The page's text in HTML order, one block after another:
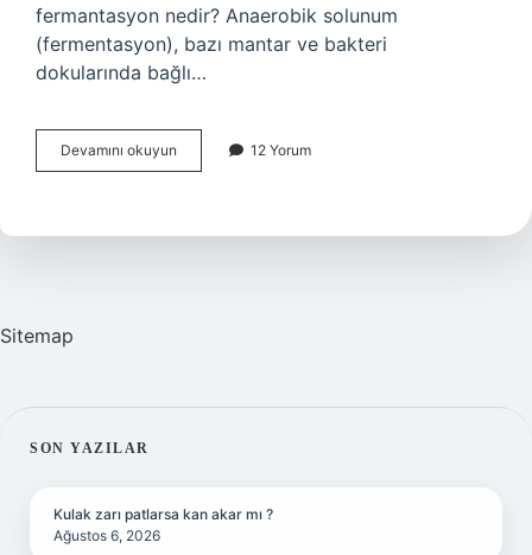
fermantasyon nedir? Anaerobik solunum
(fermentasyon), bazı mantar ve bakteri
dokularında bağlı…
Devamını okuyun Mikrobiyal
Fermantasyon
12 Yorum
Sitemap
SIDEBAR
SON YAZILAR
Kulak zarı patlarsa kan akar mı ?
Ağustos 6, 2026